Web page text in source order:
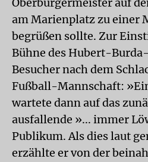
am Marienplatz zu einer
begrüßen sollte. Zur
Bühne des Hubert-
Besucher nach dem
Fußball-Mannschaft:
wartete dann auf das
ausfallende »... immer
Publikum. Als dies laut
erzählte er von der